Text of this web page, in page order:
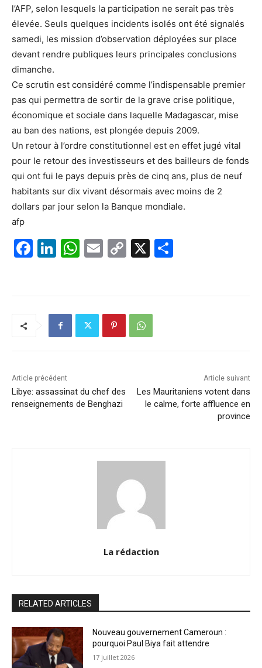
l’AFP, selon lesquels la participation ne serait pas très
élevée. Seuls quelques incidents isolés ont été signalés
samedi, les mission d’observation déployées sur place
devant rendre publiques leurs principales conclusions
dimanche.
Ce scrutin est considéré comme l’indispensable premier
pas qui permettra de sortir de la grave crise politique,
économique et sociale dans laquelle Madagascar, mise
au ban des nations, est plongée depuis 2009.
Un retour à l’ordre constitutionnel est en effet jugé vital
pour le retour des investisseurs et des bailleurs de fonds
qui ont fui le pays depuis près de cinq ans, plus de neuf
habitants sur dix vivant désormais avec moins de 2
dollars par jour selon la Banque mondiale.
afp
F
k
Li
dI
n
W
A
p
E
C
Li
n
X
Article précédent
Libye: assassinat du chef des
renseignements de Benghazi
Article suivant
Les Mauritaniens votent dans
le calme, forte affluence en
province
La rédaction
RELATED ARTICLES
Nouveau gouvernement Cameroun :
pourquoi Paul Biya fait attendre
17 juillet 2026